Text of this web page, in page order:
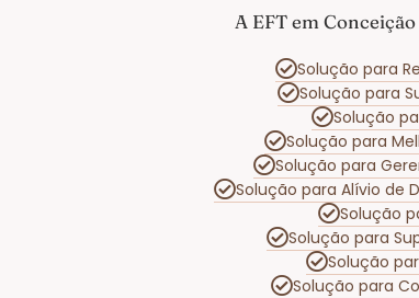
A EFT em
Solução para
Solução para
Solução
Solução para
Solução para
Solução para Alívio de
Solução
Solução para
Solução
Solução para